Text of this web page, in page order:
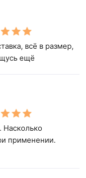
всё в размер,
ещё
Насколько
применении.